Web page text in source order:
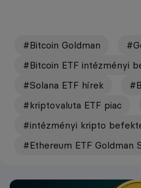
#Bitcoin Goldman
#Bitcoin ETF intézményi
#Solana ETF hírek
#kriptovaluta ETF piac
#intézményi kripto
#Ethereum ETF Goldman